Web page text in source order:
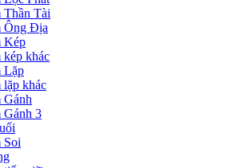
Thần Tài
Ông Địa
Kép
kép khác
Lặp
lặp khác
Gánh
Gánh 3
Soi